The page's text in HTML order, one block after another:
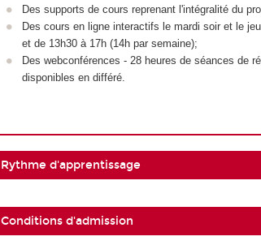
Des supports de cours reprenant l'intégralité du
Des cours en ligne interactifs le mardi soir et le
et de 13h30 à 17h (14h par semaine);
Des webconférences - 28 heures de séances de
disponibles en différé.
Rythme d'apprentissage
Conditions d'admission